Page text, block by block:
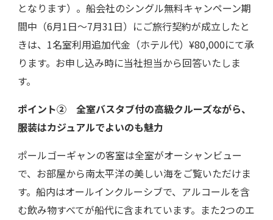
となります）。船会社のシングル無料キャンペーン期
間中（6月1日〜7月31日）にご旅行契約が成立したと
きは、1名室利用追加代金（ホテル代）¥80,000にて承
ります。お申し込み時に当社担当から回答いたしま
す。
ポイント②
全室バスタブ付の高級クルーズながら、
服装はカジュアルでよいのも魅力
ポールゴーギャンの客室は全室がオーシャンビュー
で、お部屋から南太平洋の美しい海をご覧いただけま
す。船内はオールインクルーシブで、アルコールを含
む飲み物すべてが船代に含まれています。また2つのエ